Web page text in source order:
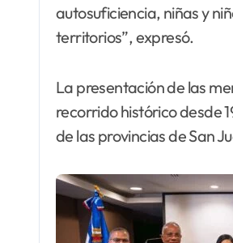
autosuficiencia, niñas y
territorios”, expresó.
La presentación de las
recorrido histórico desde
de las provincias de San